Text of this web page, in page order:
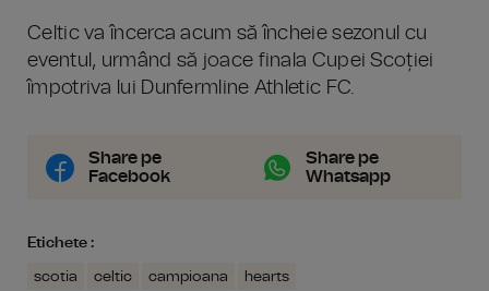
Celtic va încerca acum să încheie sezonul cu
eventul, urmând să joace finala Cupei Scoției
împotriva lui Dunfermline Athletic FC.
Share pe
Facebook
Share pe
Whatsapp
Etichete :
scotia celtic campioana hearts